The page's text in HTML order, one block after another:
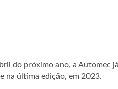
do próximo ano, a Automec
na última edição, em 2023.